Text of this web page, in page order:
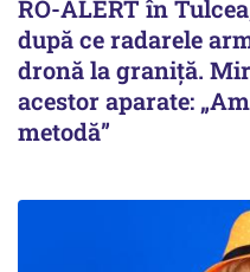
RO-ALERT în
după ce radarele
dronă la graniță.
acestor aparate:
metodă”